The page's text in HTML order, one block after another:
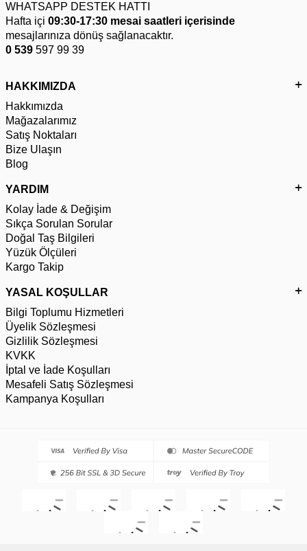
WHATSAPP DESTEK HATTI
Hafta içi 09:30-17:30 mesai saatleri içerisinde
mesajlarınıza dönüş sağlanacaktır.
0 539 597 99 39
HAKKIMIZDA
Hakkımızda
Mağazalarımız
Satış Noktaları
Bize Ulaşın
Blog
YARDIM
Kolay İade & Değişim
Sıkça Sorulan Sorular
Doğal Taş Bilgileri
Yüzük Ölçüleri
Kargo Takip
YASAL KOŞULLAR
Bilgi Toplumu Hizmetleri
Üyelik Sözleşmesi
Gizlilik Sözleşmesi
KVKK
İptal ve İade Koşulları
Mesafeli Satış Sözleşmesi
Kampanya Koşulları